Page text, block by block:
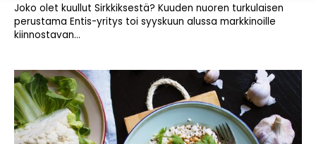
Joko olet kuullut Sirkkiksestä? Kuuden nuoren turkulaisen
perustama Entis-yritys toi syyskuun alussa markkinoille
kiinnostavan...